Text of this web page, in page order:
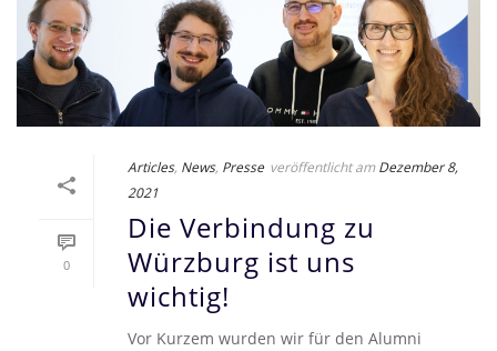
0
Articles, News, Presse veröffentlicht am Dezember 8,
2021
Die Verbindung zu
Würzburg ist uns
wichtig!
Vor Kurzem wurden wir für den Alumni